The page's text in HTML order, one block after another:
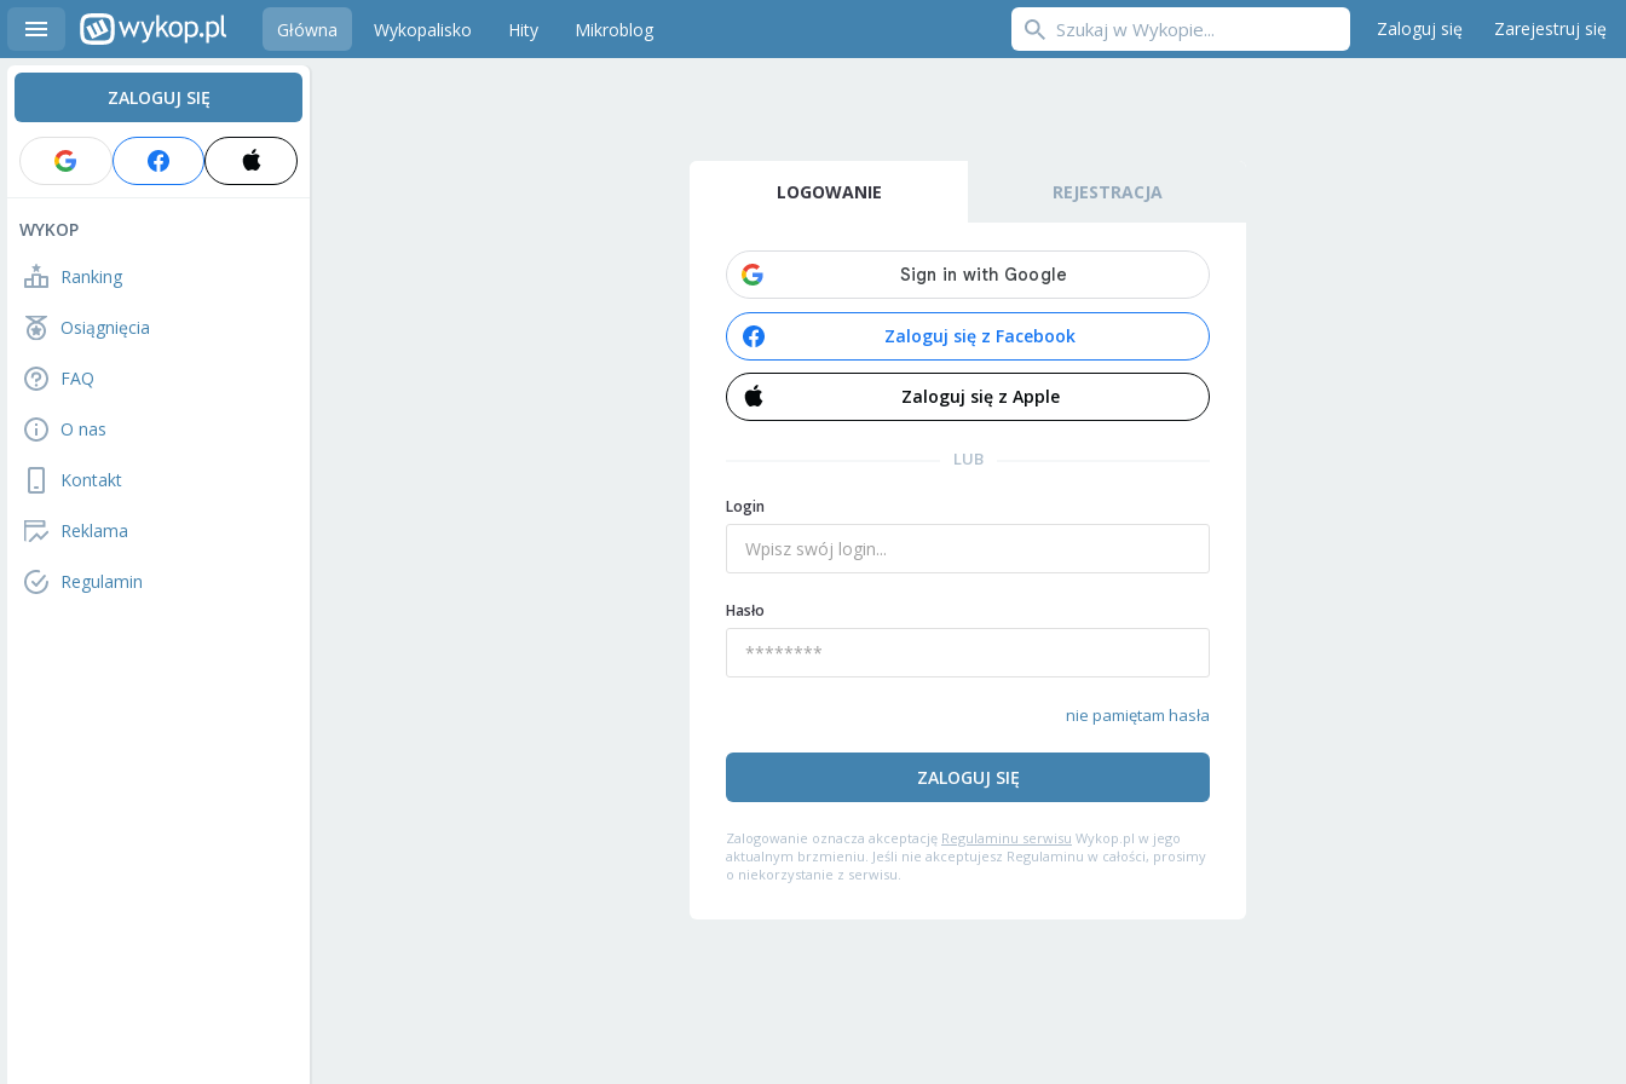
Główna Wykopalisko Hity Mikroblog Zaloguj się Zarejestruj się
ZALOGUJ SIĘ
WYKOP
Ranking
Osiągnięcia
FAQ
O nas
Kontakt
Reklama
Regulamin
LOGOWANIE REJESTRACJA
Zaloguj się z Facebook
Zaloguj się z Apple
LUB
Login
Hasło
nie pamiętam hasła
ZALOGUJ SIĘ
Zalogowanie oznacza akceptację Regulaminu serwisu Wykop.pl w jego
aktualnym brzmieniu. Jeśli nie akceptujesz Regulaminu w całości, prosimy
o niekorzystanie z serwisu.